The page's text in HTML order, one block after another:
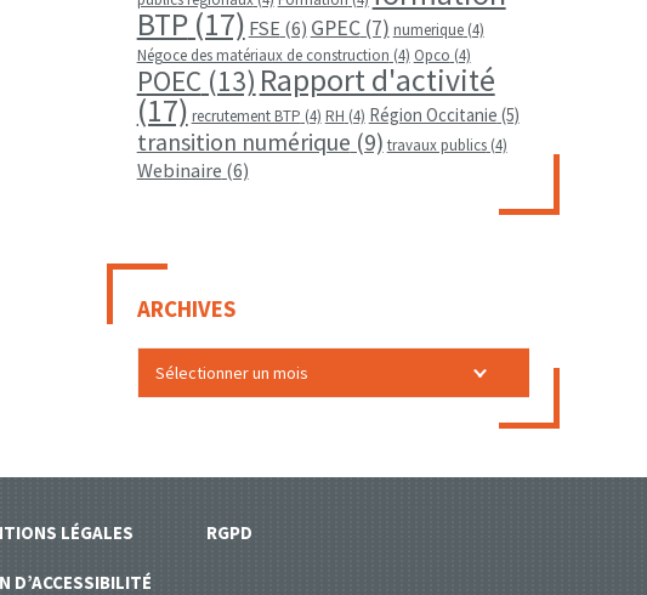
BTP(17) FSE (6) GPEC(7) numerique(4)
Négoce des matériaux de construction (4) Opco (4)
POEC (13) Rapport d'activité
(17) recrutement BTP (4) RH (4) Région Occitanie (5)
transition numérique (9) travaux publics(4)
Webinaire (6)
ARCHIVES
LÉGALES RGPD
D’ACCESSIBILITÉ